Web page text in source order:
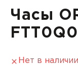
Часы
Нет в наличии